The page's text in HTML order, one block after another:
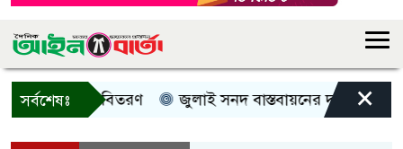
সর্বশেষঃ
সহায়তা বিতরণ জুলাই সনদ বাস্তবায়নের দাবিতে×